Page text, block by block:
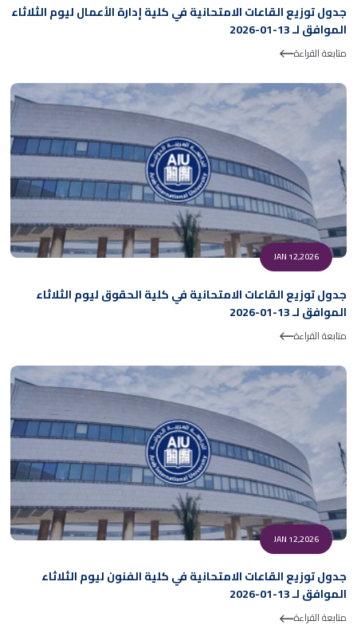
جدول توزيع القاعات الامتحانية في كلية إدارة الأعمال ليوم الثلاثاء
الموافق لـ 13-01-2026
متابعة القراءة
JAN 12,2026
جدول توزيع القاعات الامتحانية في كلية الحقوق ليوم الثلاثاء
الموافق لـ 13-01-2026
متابعة القراءة
JAN 12,2026
جدول توزيع القاعات الامتحانية في كلية الفنون ليوم الثلاثاء
الموافق لـ 13-01-2026
متابعة القراءة